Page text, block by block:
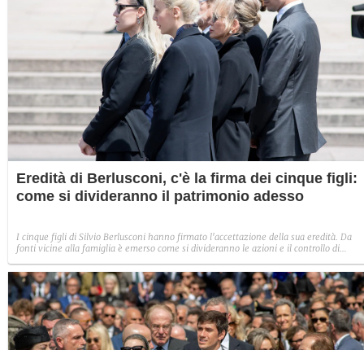
Eredità di Berlusconi, c'è la firma dei cinque figli:
come si divideranno il patrimonio adesso
I cinque figli di Silvio Berlusconi hanno firmato l'accettazione della sua eredità. Da
fonti vicine alla famiglia è emerso come si divideranno le azioni e il controllo di
questione dei lasciti a Marta Fascina, Paolo Berlusconi e Marcello Dell'Utri.